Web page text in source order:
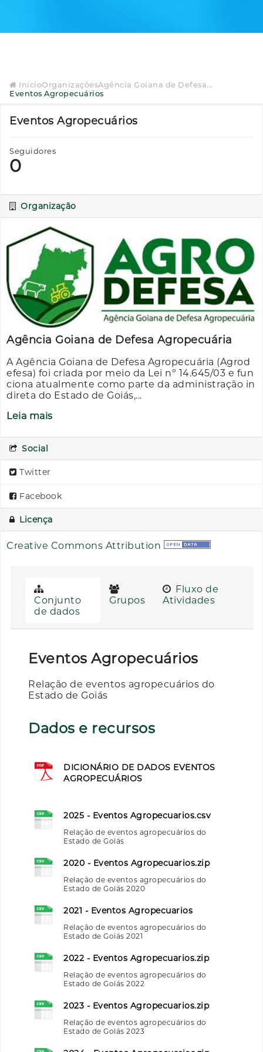
InícioOrganizaçõesAgência Goiana de Defesa...
Eventos Agropecuários
Eventos Agropecuários
Seguidores
0
Organização
Agência Goiana de Defesa Agropecuária
A Agência Goiana de Defesa Agropecuária (Agrod
efesa) foi criada por meio da Lei nº 14.645/03 e fun
ciona atualmente como parte da administração in
direta do Estado de Goiás,...
Leia mais
Social
Twitter
Facebook
Licença
Creative Commons Attribution
Conjunto
de dados
Grupos
Fluxo de
Atividades
Eventos Agropecuários
Relação de eventos agropecuários do
Estado de Goiás
Dados e recursos
DICIONÁRIO DE DADOS EVENTOS
AGROPECUÁRIOS
2025 - Eventos Agropecuarios.csv
Relação de eventos agropecuários do
Estado de Goiás
2020 - Eventos Agropecuarios.zip
Relação de eventos agropecuários do
Estado de Goiás 2020
2021 - Eventos Agropecuarios
Relação de eventos agropecuários do
Estado de Goiás 2021
2022 - Eventos Agropecuarios.zip
Relação de eventos agropecuários do
Estado de Goiás 2022
2023 - Eventos Agropecuarios.zip
Relação de eventos agropecuários do
Estado de Goiás 2023